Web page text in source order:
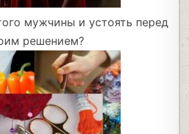
мужчины и устоять перед
решением?